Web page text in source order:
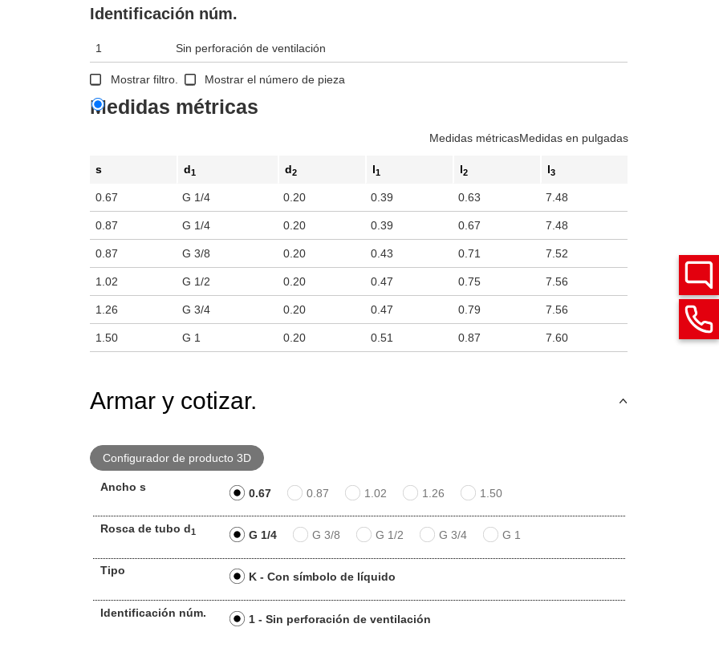
Identificación núm.
1 Sin perforación de ventilación
Mostrar filtro. Mostrar el número de pieza
Medidas métricas
Medidas métricasMedidas en pulgadas
s d1 d2 l1 l2 l3
0.67 G 1/4 0.20 0.39 0.63 7.48
0.87 G 1/4 0.20 0.39 0.67 7.48
0.87 G 3/8 0.20 0.43 0.71 7.52
1.02 G 1/2 0.20 0.47 0.75 7.56
1.26 G 3/4 0.20 0.47 0.79 7.56
1.50 G 1 0.20 0.51 0.87 7.60
Armar y cotizar.
Configurador de producto 3D
Ancho s 0.67 0.87 1.02 1.26 1.50
Rosca de tubo d1 G 1/4 G 3/8 G 1/2 G 3/4 G 1
Tipo K - Con símbolo de líquido
Identificación núm. 1 - Sin perforación de ventilación